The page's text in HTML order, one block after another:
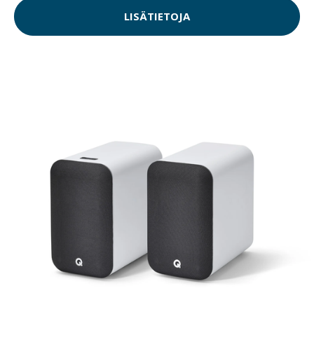
LISÄTIETOJA